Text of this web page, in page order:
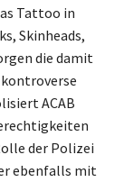
Tattoo in
Skinheads,
die damit
ACAB
der Polizei
ebenfalls mit